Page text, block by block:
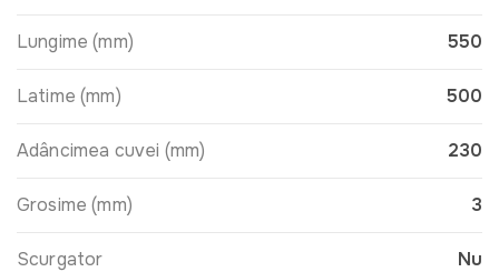
Lungime (mm) 550
Latime (mm) 500
Adâncimea cuvei (mm) 230
Grosime (mm) 3
Scurgator Nu